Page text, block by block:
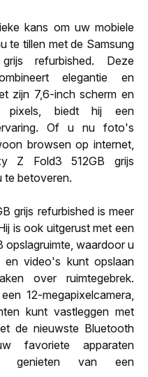
kans om uw mobiele
te tillen met de Samsung
refurbished. Deze
elegantie en
zijn 7,6-inch scherm en
pixels, biedt hij een
Of u nu foto's
browsen op internet,
Z Fold3 512GB grijs
te betoveren.
grijs refurbished is meer
is ook uitgerust met een
opslagruimte, waardoor u
video's kunt opslaan
over ruimtegebrek.
12-megapixelcamera,
kunt vastleggen met
de nieuwste Bluetooth
favoriete apparaten
genieten van een